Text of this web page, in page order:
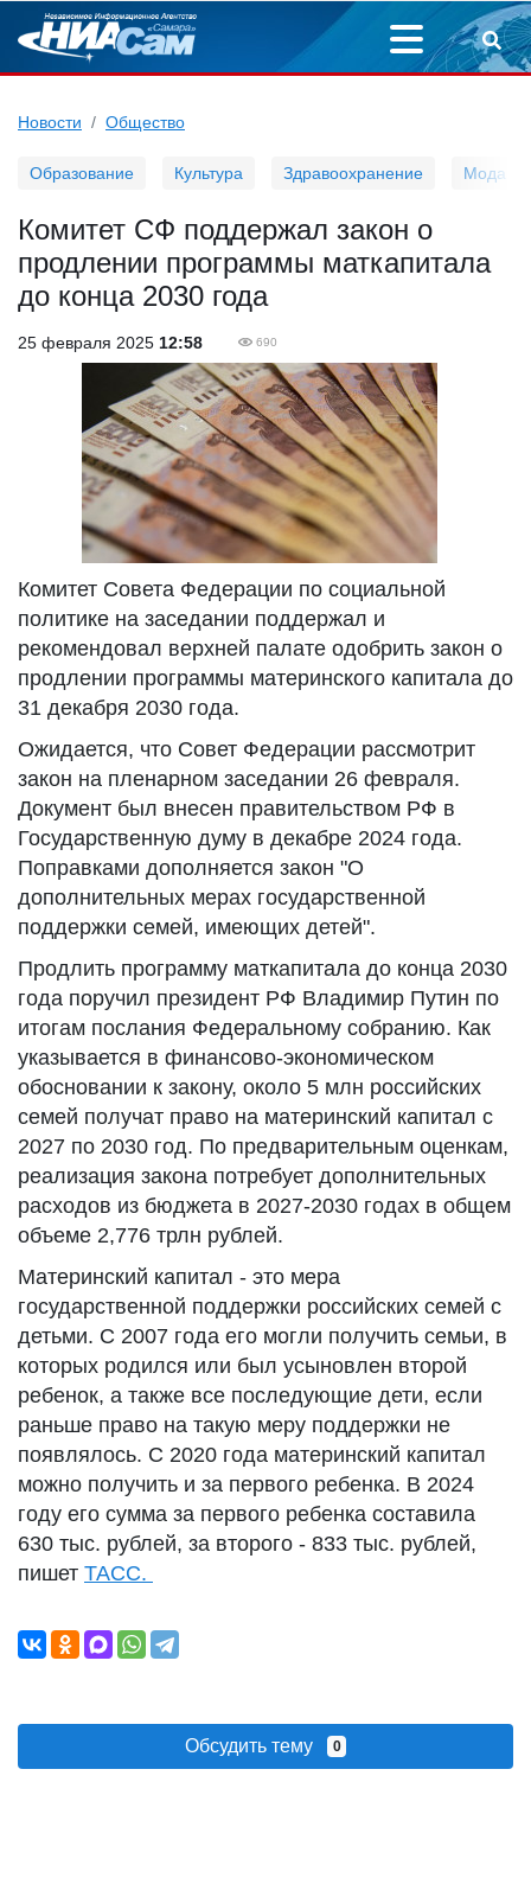
Новости Общество
Образование Культура Здравоохранение Мода
Комитет СФ поддержал закон о
продлении программы маткапитала
до конца 2030 года
25 февраля 2025 12:58 690
Комитет Совета Федерации по социальной
политике на заседании поддержал и
рекомендовал верхней палате одобрить закон о
продлении программы материнского капитала до
31 декабря 2030 года.
Ожидается, что Совет Федерации рассмотрит
закон на пленарном заседании 26 февраля.
Документ был внесен правительством РФ в
Государственную думу в декабре 2024 года.
Поправками дополняется закон "О
дополнительных мерах государственной
поддержки семей, имеющих детей".
Продлить программу маткапитала до конца 2030
года поручил президент РФ Владимир Путин по
итогам послания Федеральному собранию. Как
указывается в финансово-экономическом
обосновании к закону, около 5 млн российских
семей получат право на материнский капитал с
2027 по 2030 год. По предварительным оценкам,
реализация закона потребует дополнительных
расходов из бюджета в 2027-2030 годах в общем
объеме 2,776 трлн рублей.
Материнский капитал - это мера
государственной поддержки российских семей с
детьми. С 2007 года его могли получить семьи, в
которых родился или был усыновлен второй
ребенок, а также все последующие дети, если
раньше право на такую меру поддержки не
появлялось. С 2020 года материнский капитал
можно получить и за первого ребенка. В 2024
году его сумма за первого ребенка составила
630 тыс. рублей, за второго - 833 тыс. рублей,
пишет ТАСС.
Обсудить тему 0